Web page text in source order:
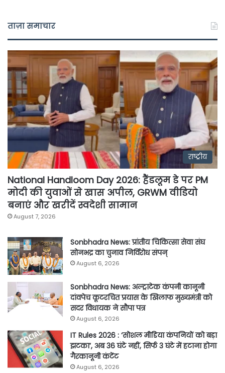
ताज़ा समाचार
राष्ट्रीय
National Handloom Day 2026: हैंडलूम डे पर PM
मोदी की युवाओं से खास अपील, GRWM वीडियो
बनाएं और खरीदें स्वदेशी सामान
August 7, 2026
Sonbhadra News: प्रांतीय चिकित्सा सेवा संघ
सोनभद्र का चुनाव निर्विरोध संपन्
August 6, 2026
Sonbhadra News: अल्ट्राटेक कंपनी कानूनी
दांवपेच कूटरचित प्रयास के खिलाफ मुख्यमंत्री को
सदर विधायक ने सौपा पत्र
August 6, 2026
IT Rules 2026 : ‘सोशल मीडिया कंपनियों को बड़ा
झटका’, अब 36 घंटे नहीं, सिर्फ 3 घंटे में हटाना होगा
गैरकानूनी कंटेंट
August 6, 2026